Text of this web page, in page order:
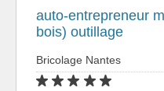
auto-entrepreneur
bois) outillage
Bricolage Nantes